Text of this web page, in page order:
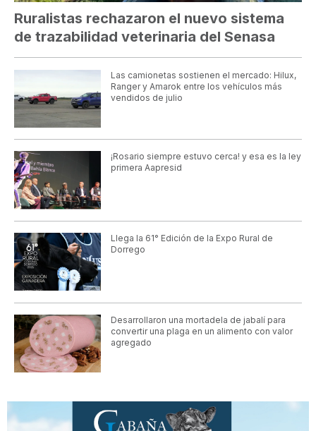
Ruralistas rechazaron el nuevo sistema
de trazabilidad veterinaria del Senasa
Las camionetas sostienen el mercado: Hilux,
Ranger y Amarok entre los vehículos más
vendidos de julio
¡Rosario siempre estuvo cerca! y esa es la ley
primera Aapresid
Llega la 61° Edición de la Expo Rural de
Dorrego
Desarrollaron una mortadela de jabalí para
convertir una plaga en un alimento con valor
agregado